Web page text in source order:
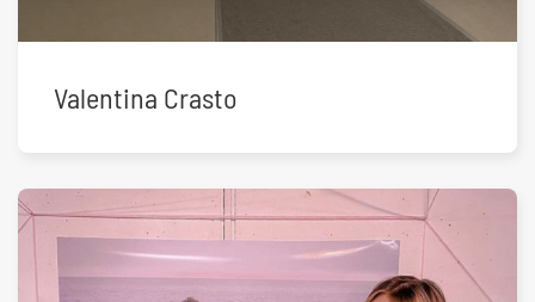
Valentina Crasto